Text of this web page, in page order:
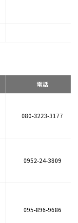
電話
080-3223-3177
0952-24-3809
095-896-9686